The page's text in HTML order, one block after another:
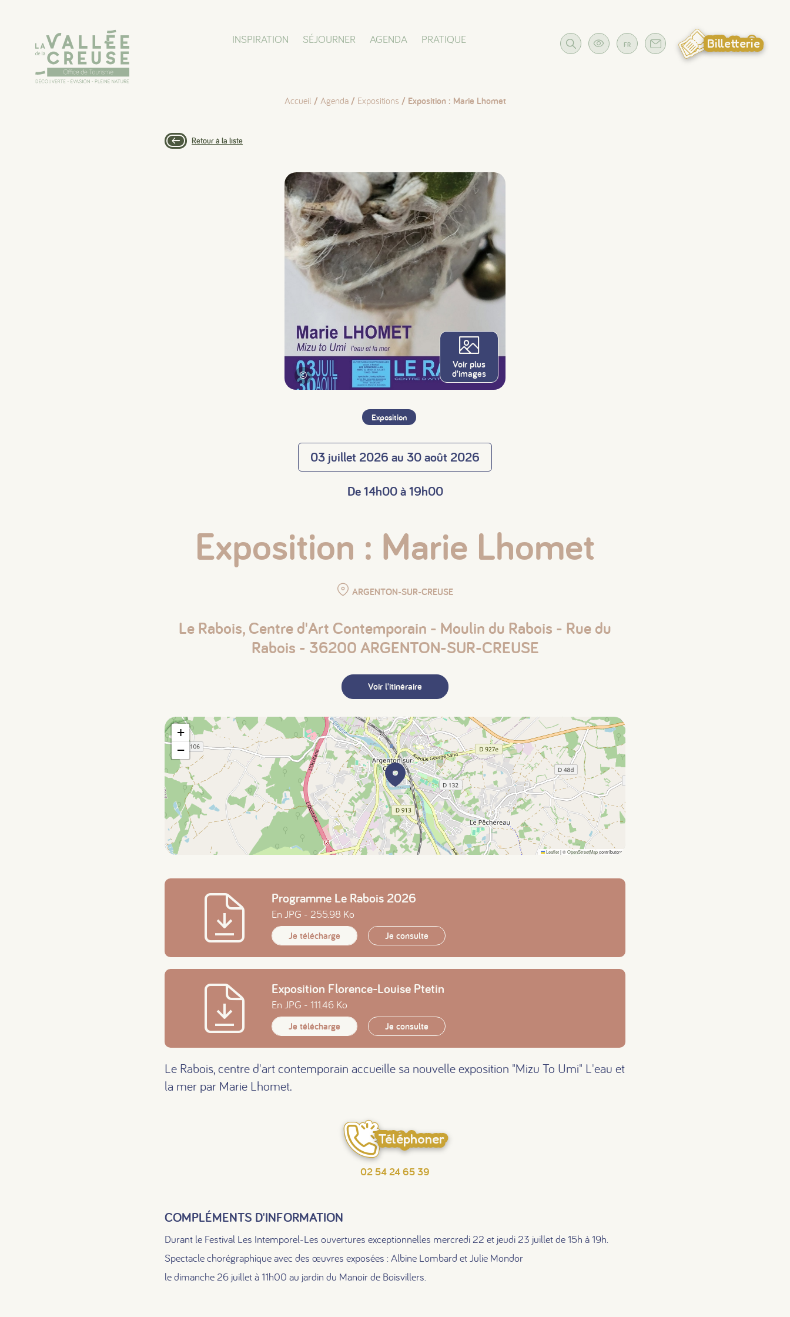
INSPIRATION SÉJOURNER AGENDA PRATIQUE FR Billetterie
Accueil / Agenda/ Expositions / Exposition : Marie Lhomet
Retour à la liste
©
Voir plus
d'images
Exposition
03 juillet 2026 au 30 août 2026
De 14h00 à 19h00
Exposition : Marie Lhomet
ARGENTON-SUR-CREUSE
Le Rabois, Centre d'Art Contemporain - Moulin du Rabois - Rue du
Rabois - 36200 ARGENTON-SUR-CREUSE
Voir l'itinéraire
+
−
Leaflet|©OpenStreetMapcontributors
Programme Le Rabois 2026
En JPG - 255.98 Ko
Je télécharge Je consulte
Exposition Florence-Louise Ptetin
En JPG - 111.46 Ko
Je télécharge Je consulte
Le Rabois, centre d'art contemporain accueille sa nouvelle exposition "Mizu To Umi" L'eau et
la mer par Marie Lhomet.
Téléphoner
02 54 24 65 39
COMPLÉMENTS D'INFORMATION
Durant le Festival Les Intemporel-Les ouvertures exceptionnelles mercredi 22 et jeudi 23 juillet de 15h à 19h.
Spectacle chorégraphique avec des œuvres exposées : Albine Lombard et Julie Mondor
le dimanche 26 juillet à 11h00 au jardin du Manoir de Boisvillers.
# # #